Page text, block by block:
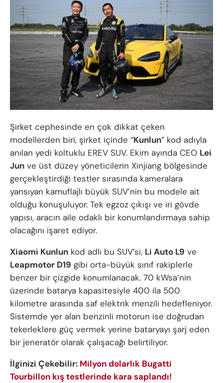
Şirket cephesinde en çok dikkat çeken
modellerden biri, şirket içinde “Kunlun” kod adıyla
anılan yedi koltuklu EREV SUV. Ekim ayında CEO Lei
Jun ve üst düzey yöneticilerin Xinjiang bölgesinde
gerçekleştirdiği testler sırasında kameralara
yansıyan kamuflajlı büyük SUV’nin bu modele ait
olduğu konuşuluyor. Tek egzoz çıkışı ve iri gövde
yapısı, aracın aile odaklı bir konumlandırmaya sahip
olacağını işaret ediyor.
Xiaomi Kunlun kod adlı bu SUV’si, Li Auto L9 ve
Leapmotor D19 gibi orta-büyük sınıf rakiplerle
benzer bir çizgide konumlanacak. 70 kWsa’nin
üzerinde batarya kapasitesiyle 400 ila 500
kilometre arasında saf elektrik menzili hedefleniyor.
Sistemde yer alan benzinli motorun ise doğrudan
tekerleklere güç vermek yerine bataryayı şarj eden
bir jeneratör olarak çalışacağı belirtiliyor.
İlginizi Çekebilir: Milyon dolarlık Bugatti
Tourbillon kış testlerinde kara saplandı!